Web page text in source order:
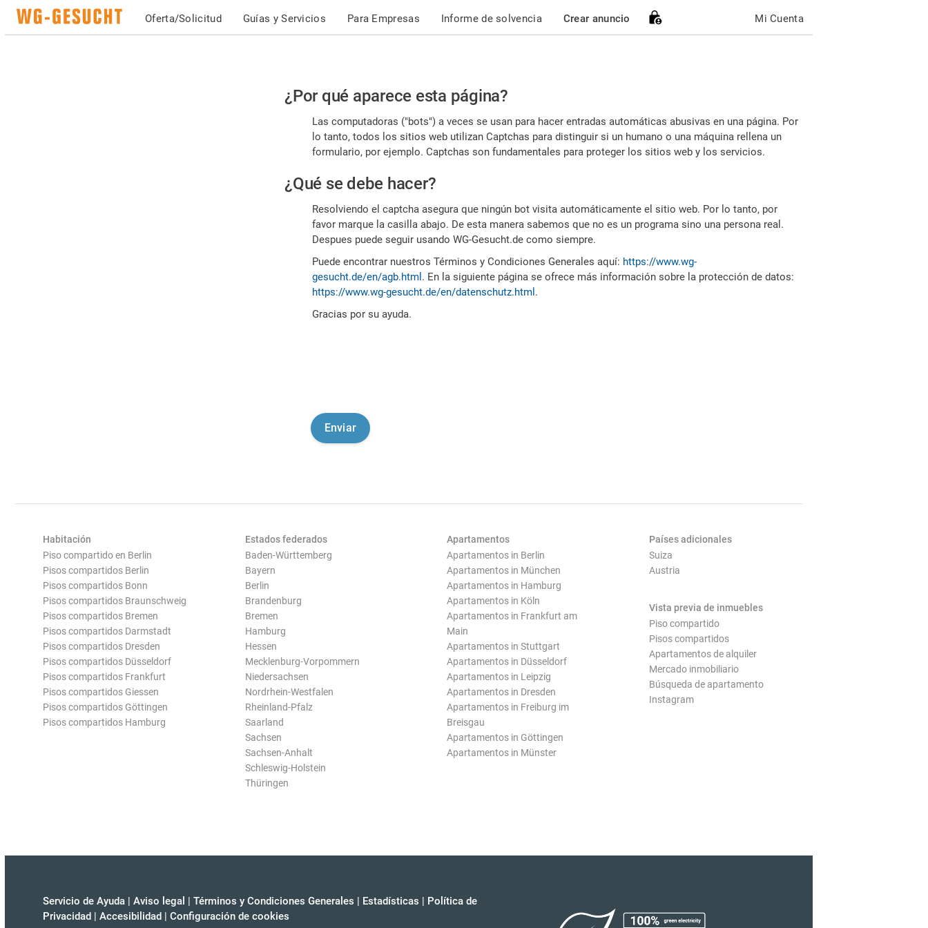
Oferta/Solicitud Guías y Servicios Para Empresas Informe de solvencia Crear anuncio Mi Cuenta
Por
favor,
confirme
es
humano
¿Por qué aparece esta página?
Las computadoras ("bots") a veces se usan para hacer entradas automáticas abusivas en una página. Por
lo tanto, todos los sitios web utilizan Captchas para distinguir si un humano o una máquina rellena un
formulario, por ejemplo. Captchas son fundamentales para proteger los sitios web y los servicios.
¿Qué se debe hacer?
Resolviendo el captcha asegura que ningún bot visita automáticamente el sitio web. Por lo tanto, por
favor marque la casilla abajo. De esta manera sabemos que no es un programa sino una persona real.
Despues puede seguir usando WG-Gesucht.de como siempre.
Puede encontrar nuestros Términos y Condiciones Generales aquí: https://www.wg-
gesucht.de/en/agb.html . En la siguiente página se ofrece más información sobre la protección de datos:
https://www.wg-gesucht.de/en/datenschutz.html .
Gracias por su ayuda.
Habitación
Piso compartido en Berlin
Pisos compartidos Berlin
Pisos compartidos Bonn
Pisos compartidos Braunschweig
Pisos compartidos Bremen
Pisos compartidos Darmstadt
Pisos compartidos Dresden
Pisos compartidos Düsseldorf
Pisos compartidos Frankfurt
Pisos compartidos Giessen
Pisos compartidos Göttingen
Pisos compartidos Hamburg
Estados federados
Baden-Württemberg
Bayern
Berlin
Brandenburg
Bremen
Hamburg
Hessen
Mecklenburg-Vorpommern
Niedersachsen
Nordrhein-Westfalen
Rheinland-Pfalz
Saarland
Sachsen
Sachsen-Anhalt
Schleswig-Holstein
Thüringen
Apartamentos
Apartamentos in Berlin
Apartamentos in München
Apartamentos in Hamburg
Apartamentos in Köln
Apartamentos in Frankfurt am
Main
Apartamentos in Stuttgart
Apartamentos in Düsseldorf
Apartamentos in Leipzig
Apartamentos in Dresden
Apartamentos in Freiburg im
Breisgau
Apartamentos in Göttingen
Apartamentos in Münster
Países adicionales
Suiza
Austria
Vista previa de inmuebles
Piso compartido
Pisos compartidos
Apartamentos de alquiler
Mercado inmobiliario
Búsqueda de apartamento
Instagram
Servicio de Ayuda | Aviso legal | Términos y Condiciones Generales | Estadísticas | Política de
Privacidad | Accesibilidad | Configuración de cookies